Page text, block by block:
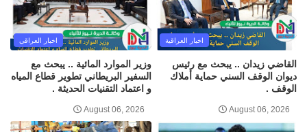
اخبار العراقية
القاضي زيدان .. يبحث مع رئيس
ديوان الوقف السني حماية أملاك
الوقف .
August 06, 2026
اخبار العراقي
وزير الموارد المائية .. يبحث مع
السفير البريطاني تطوير قطاع المياه
و اعتماد التقنيات الحديثة .
August 06, 2026